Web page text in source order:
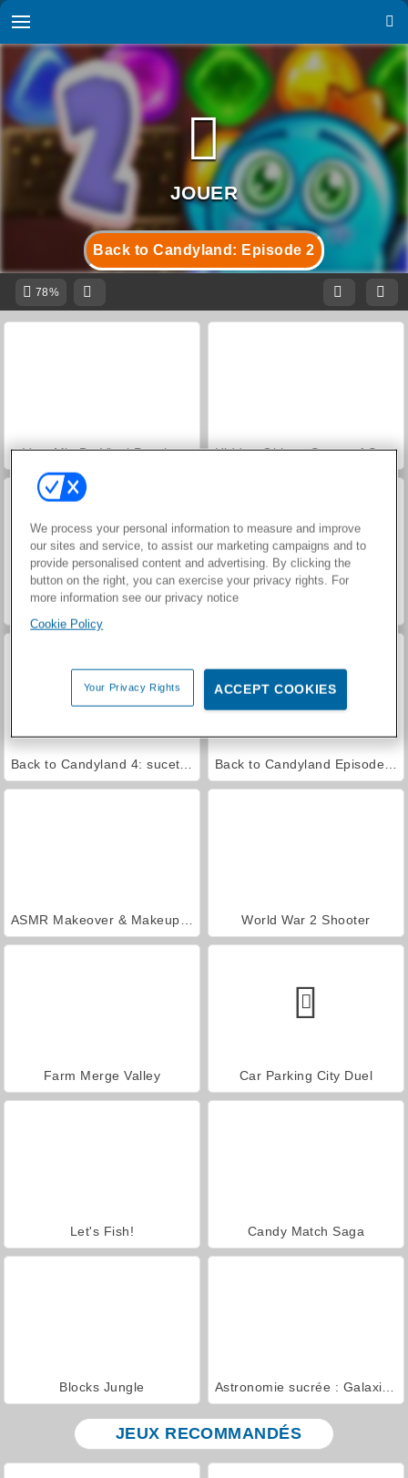
Back to Candyland: Episode 2
78%
VegaMix Da Vinci Puzzles Hidden Object: Street of Secrets
World War 2 Shooter
Farm Merge Valley Car Parking City Duel
Let's Fish! Candy Match Saga
Blocks Jungle
JEUX RECOMMANDÉS
We process your personal information to measure and improve
our sites and service, to assist our marketing campaigns and to
provide personalised content and advertising. By clicking the
button on the right, you can exercise your privacy rights. For
more information see our privacy notice
Cookie Policy
Your Privacy Rights ACCEPT COOKIES